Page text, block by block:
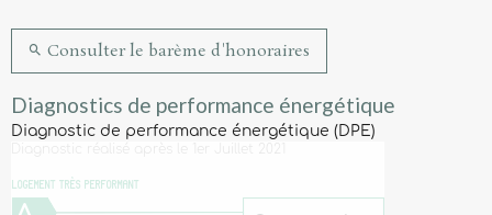
Consulter le barème d'honoraires
Diagnostics de performance énergétique